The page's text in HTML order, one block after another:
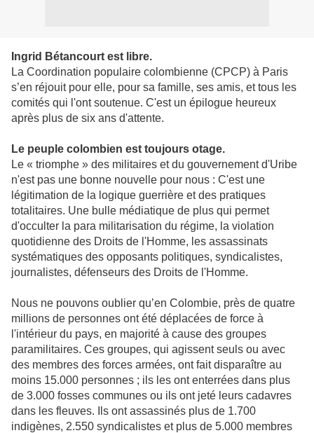
Ingrid Bétancourt est libre.
La Coordination populaire colombienne (CPCP) à Paris
s’en réjouit pour elle, pour sa famille, ses amis, et tous les
comités qui l'ont soutenue. C'est un épilogue heureux
après plus de six ans d'attente.
Le peuple colombien est toujours otage.
Le « triomphe » des militaires et du gouvernement d'Uribe
n'est pas une bonne nouvelle pour nous : C'est une
légitimation de la logique guerrière et des pratiques
totalitaires. Une bulle médiatique de plus qui permet
d'occulter la para militarisation du régime, la violation
quotidienne des Droits de l'Homme, les assassinats
systématiques des opposants politiques, syndicalistes,
journalistes, défenseurs des Droits de l'Homme.
Nous ne pouvons oublier qu’en Colombie, près de quatre
millions de personnes ont été déplacées de force à
l'intérieur du pays, en majorité à cause des groupes
paramilitaires. Ces groupes, qui agissent seuls ou avec
des membres des forces armées, ont fait disparaître au
moins 15.000 personnes ; ils les ont enterrées dans plus
de 3.000 fosses communes ou ils ont jeté leurs cadavres
dans les fleuves. Ils ont assassinés plus de 1.700
indigènes, 2.550 syndicalistes et plus de 5.000 membres